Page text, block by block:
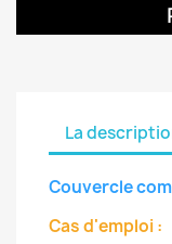
La
Couvercle
Cas d'emploi :